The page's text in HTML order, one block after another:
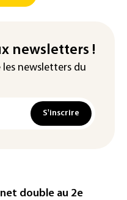
newsletters !
les newsletters du
S'inscrire
double au 2e